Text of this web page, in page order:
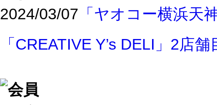
2024/03/07 「ヤオコー横浜天
「CREATIVE Y’s DELI」2店